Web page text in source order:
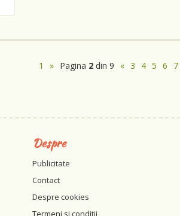
1 » Pagina 2din 9 « 3 4 5 6 7
Despre
Publicitate
Contact
Despre cookies
Termeni si conditii